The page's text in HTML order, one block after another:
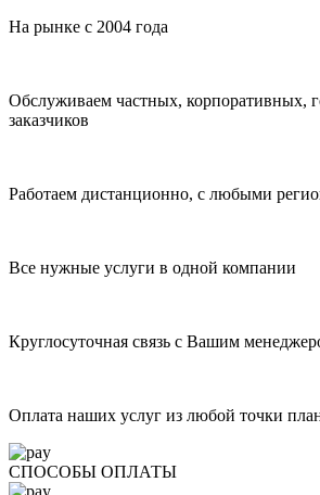
На рынке с 2004 года
Обслуживаем частных, корпоративных,
заказчиков
Работаем дистанционно, с любыми
Все нужные услуги в одной компании
Круглосуточная связь с Вашим
Оплата наших услуг из любой точки
СПОСОБЫ ОПЛАТЫ